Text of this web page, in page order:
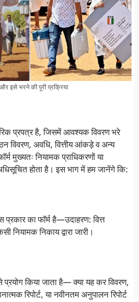
इसे भरने की पूरी प्रक्रिया
प्रपत्र है, जिसमें आवश्यक विवरण भरे
विवरण, अवधि, वित्तीय आंकड़े व अन्य
मुख्यतः नियामक प्राधिकरणों या
होता है। इस भाग में हम जानेंगे कि:
का फॉर्म है—उदाहरण: वित्त
नियामक निकाय द्वारा जारी।
किया जाता है— क्या यह कर विवरण,
रिपोर्ट, या नवीनतम अनुपालन रिपोर्ट